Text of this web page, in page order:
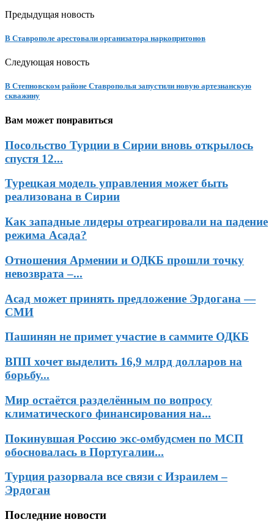
Предыдущая новость
В Ставрополе арестовали организатора наркопритонов
Следующая новость
В Степновском районе Ставрополья запустили новую артезианскую
скважину
Вам может понравиться
Посольство Турции в Сирии вновь открылось
спустя 12...
Турецкая модель управления может быть
реализована в Сирии
Как западные лидеры отреагировали на падение
режима Асада?
Отношения Армении и ОДКБ прошли точку
невозврата –...
Асад может принять предложение Эрдогана —
СМИ
Пашинян не примет участие в саммите ОДКБ
ВПП хочет выделить 16,9 млрд долларов на
борьбу...
Мир остаётся разделённым по вопросу
климатического финансирования на...
Покинувшая Россию экс-омбудсмен по МСП
обосновалась в Португалии...
Турция разорвала все связи с Израилем –
Эрдоган
Последние новости